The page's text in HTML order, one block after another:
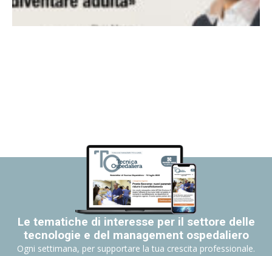
Le tematiche di interesse per il settore delle
tecnologie e del management ospedaliero
Ogni settimana, per supportare la tua crescita professionale.